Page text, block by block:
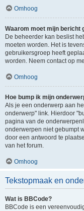
Omhoog
Waarom moet mijn bericht
De beheerder kan beslist
moeten worden. Het is
gebruikersgroep heeft
worden. Neem contact op
Omhoog
Hoe bump ik mijn
Als je een onderwerp aan
onderwerp" link. Hierdoor
pagina van de
onderwerpen niet gebumpt
door een antwoord te
van het forum.
Omhoog
Tekstopmaak en
Wat is BBCode?
BBCode is een